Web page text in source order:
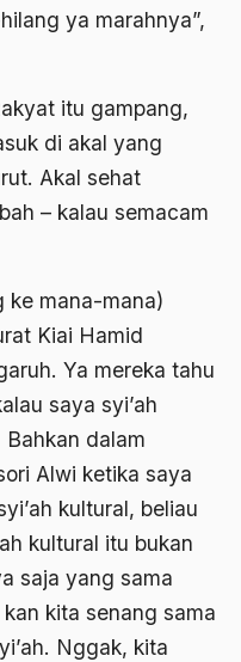
ya marahnya”,
itu gampang,
di akal yang
Akal sehat
– kalau semacam
ke mana-mana)
Kiai Hamid
Ya mereka tahu
saya syi’ah
dalam
Alwi ketika saya
kultural, beliau
kultural itu bukan
saja yang sama
kan kita senang sama
Nggak, kita